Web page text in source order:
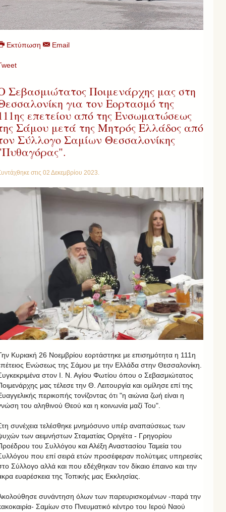
Εκτύπωση Email
Σεβασμιώτατος Ποιμενάρχης μας στη
για τον Εορτασμό της
επετείου από της Ενσωματώσεως
Σάμου μετά της Μητρός Ελλάδος από
Σύλλογο Σαμίων Θεσσαλονίκης
στις 02 Δεκεμβρίου 2023
Κυριακή 26 Νοεμβρίου εορτάστηκε με επισημότητα η 111η
Ενώσεως της Σάμου με την Ελλάδα στην Θεσσαλονίκη.
στον Ι. Ν. Αγίου Φωτίου όπου ο Σεβασμιώτατος
μας τέλεσε την Θ. Λειτουργία και ομίλησε επί της
περικοπής τονίζοντας ότι "η αιώνια ζωή είναι η
του αληθινού Θεού και η κοινωνία μαζί Του".
συνέχεια τελέσθηκε μνημόσυνο υπέρ αναπαύσεως των
των αειμνήστων Σταματίας Οριγέτα - Γρηγορίου
του Συλλόγου και Αλέξη Αναστασίου Ταμεία του
που επί σειρά ετών προσέφεραν πολύτιμες υπηρεσίες
Σύλλογο αλλά και που εδέχθηκαν τον δίκαιο έπαινο και την
ευαρέσκεια της Τοπικής μας Εκκλησίας.
συνάντηση όλων των παρευρισκομένων -παρά την
Σαμίων στο Πνευματικό κέντρο του Ιερού Ναού